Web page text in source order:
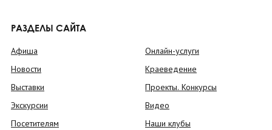
РАЗДЕЛЫ САЙТА
Афиша
Новости
Выставки
Экскурсии
Посетителям
Онлайн-услуги
Краеведение
Проекты. Конкурсы
Видео
Наши клубы